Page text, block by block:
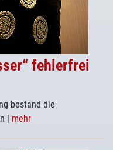
fehlerfrei
bestand die
| mehr